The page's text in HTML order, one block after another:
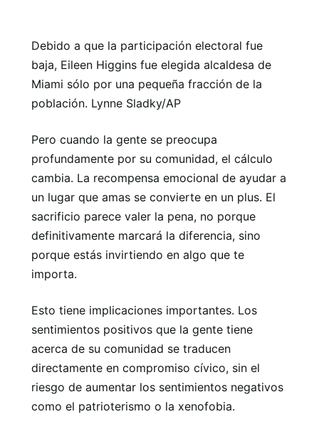
Debido a que la participación electoral fue
baja, Eileen Higgins fue elegida alcaldesa de
Miami sólo por una pequeña fracción de la
población. Lynne Sladky/AP
Pero cuando la gente se preocupa
profundamente por su comunidad, el cálculo
cambia. La recompensa emocional de ayudar a
un lugar que amas se convierte en un plus. El
sacrificio parece valer la pena, no porque
definitivamente marcará la diferencia, sino
porque estás invirtiendo en algo que te
importa.
Esto tiene implicaciones importantes. Los
sentimientos positivos que la gente tiene
acerca de su comunidad se traducen
directamente en compromiso cívico, sin el
riesgo de aumentar los sentimientos negativos
como el patrioterismo o la xenofobia.